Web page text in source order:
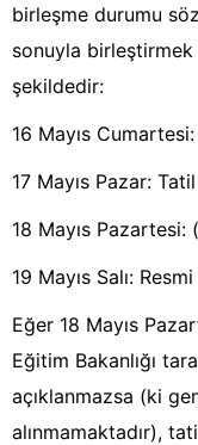
birleşme durumu
sonuyla
şekildedir:
16 Mayıs
17 Mayıs Pazar: Tatil
18 Mayıs Pazartesi:
19 Mayıs Salı:
Eğer 18 Mayıs
Eğitim Bakanlığı
açıklanmazsa (ki
alınmamaktadır),